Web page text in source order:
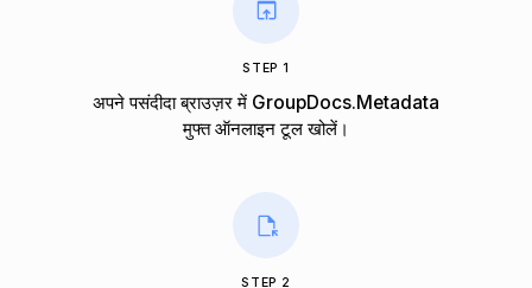
STEP 1
अपने पसंदीदा ब्राउज़र में GroupDocs.Metadata
मुफ्त ऑनलाइन टूल खोलें।
STEP 2